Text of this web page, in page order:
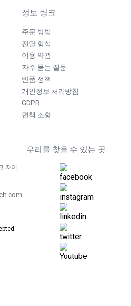
정보 링크
주문 방법
전달 형식
이용 약관
자주 묻는 질문
반품 정책
개인정보 처리방침
GDPR
면책 조항
자이
우리를 찾을 수 있는 곳: